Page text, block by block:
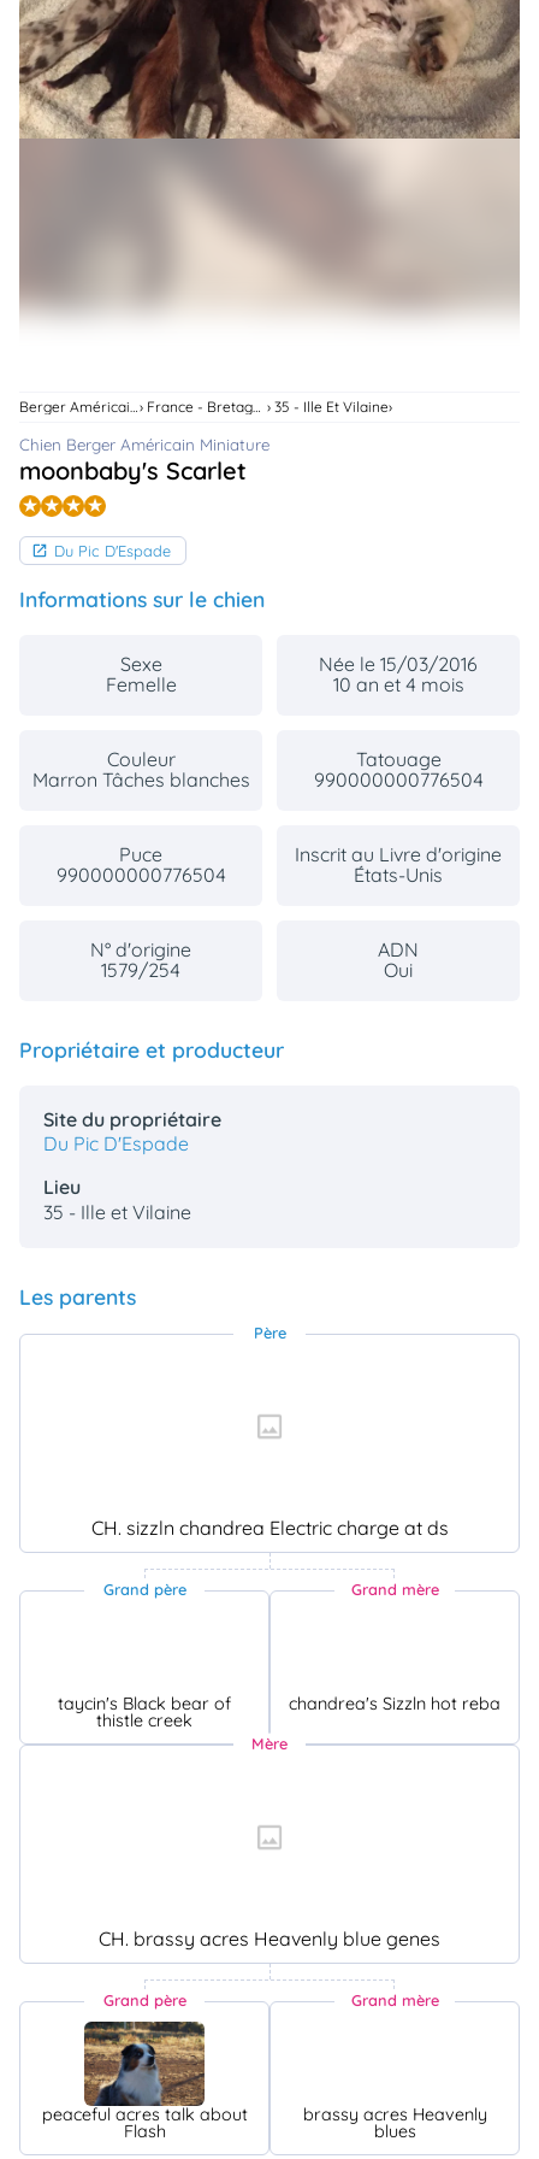
Connexion
35 - Ille Et Vilaine
Chien Berger Américain Miniature
moonbaby's Scarlet
Du Pic D'Espade
Informations sur le chien
Sexe
Femelle
Née le 15/03/2016
10 an et 4 mois
Couleur
Marron Tâches blanches
Tatouage
990000000776504
Puce
990000000776504
Inscrit au Livre d'origine
États-Unis
N° d'origine
1579/254
ADN
Oui
Propriétaire et producteur
Site du propriétaire
Du Pic D'Espade
Lieu
35 - Ille et Vilaine
Les parents
Père
CH. sizzln chandrea Electric charge at ds
Grand père
taycin's Black bear of
thistle creek
Grand mère
chandrea's Sizzln hot reba
Mère
CH. brassy acres Heavenly blue genes
Grand père
peaceful acres talk about
Flash
Grand mère
brassy acres Heavenly
blues